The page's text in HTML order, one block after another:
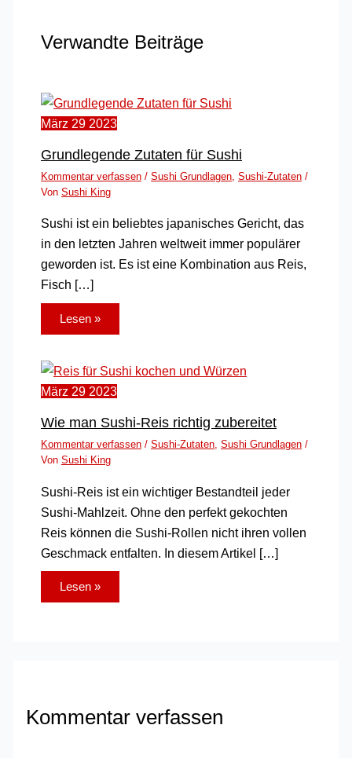
Verwandte Beiträge
März 29 2023
Grundlegende Zutaten für Sushi
Kommentar verfassen / Sushi Grundlagen, Sushi-Zutaten/
Von Sushi King
Sushi ist ein beliebtes japanisches Gericht, das
in den letzten Jahren weltweit immer populärer
geworden ist. Es ist eine Kombination aus Reis,
Fisch […]
Lesen »
März 29 2023
Wie man Sushi-Reis richtig zubereitet
Kommentar verfassen / Sushi-Zutaten, Sushi Grundlagen/
Von Sushi King
Sushi-Reis ist ein wichtiger Bestandteil jeder
Sushi-Mahlzeit. Ohne den perfekt gekochten
Reis können die Sushi-Rollen nicht ihren vollen
Geschmack entfalten. In diesem Artikel […]
Lesen »
Kommentar verfassen